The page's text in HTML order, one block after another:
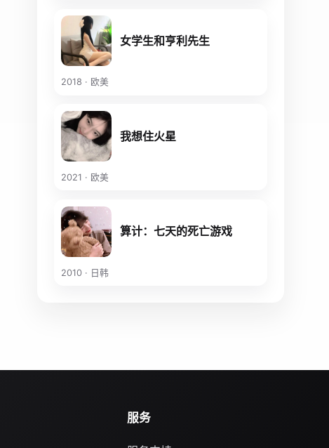
女学生和亨利先生
2018 · 欧美
我想住火星
2021 · 欧美
算计：七天的死亡游戏
2010 · 日韩
服务